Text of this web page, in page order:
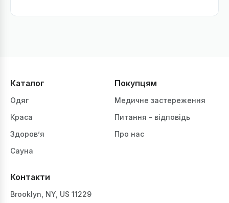
Каталог
Одяг
Краса
Здоров’я
Сауна
Покупцям
Медичне застереження
Питання - відповідь
Про нас
Контакти
Brooklyn, NY, US 11229